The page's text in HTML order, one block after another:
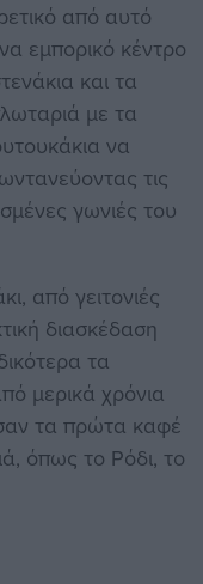
από αυτό
εμπορικό κέντρο
και τα
με τα
να
τις
γωνιές του
από γειτονιές
διασκέδαση
τα
μερικά χρόνια
τα πρώτα καφέ
όπως το Ρόδι, το